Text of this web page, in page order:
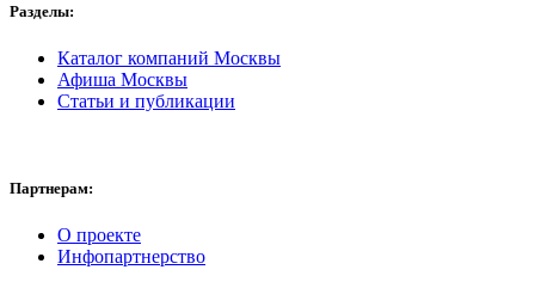
Разделы:
Каталог компаний Москвы
Афиша Москвы
Статьи и публикации
Партнерам:
О проекте
Инфопартнерство